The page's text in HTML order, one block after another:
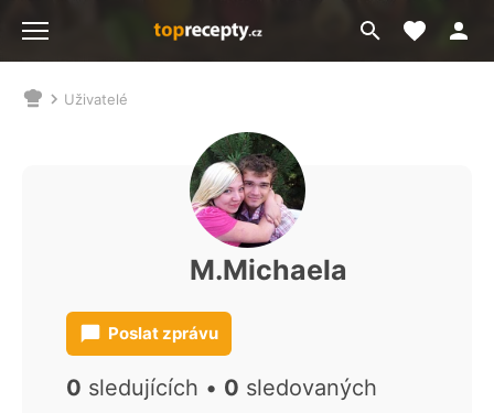
Přejít
na
Moje
NacházíteUživatelé
M.Michaela
Poslat zprávu
0 sledujících • 0 sledovaných